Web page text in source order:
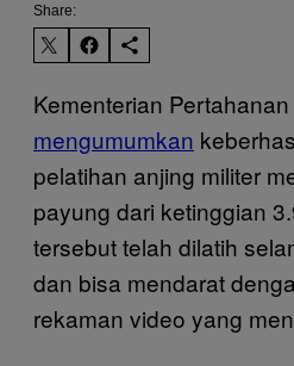
Share:
Kementerian
mengumumkan
pelatihan anjing militer
payung dari ketinggian
tersebut telah dilatih
dan bisa mendarat
rekaman video yang